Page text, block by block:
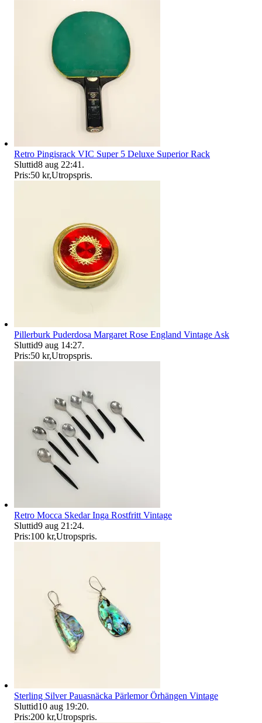
Retro Pingisrack VIC Super 5 Deluxe Superior Rack
Sluttid8 aug 22:41 .
Pris:50 kr,Utropspris.
Pillerburk Puderdosa Margaret Rose England Vintage Ask
Sluttid9 aug 14:27.
Pris:50 kr,Utropspris.
Retro Mocca Skedar Inga Rostfritt Vintage
Sluttid9 aug 21:24.
Pris:100 kr,Utropspris.
Sterling Silver Pauasnäcka Pärlemor Örhängen Vintage
Sluttid10 aug 19:20.
Pris:200 kr,Utropspris.